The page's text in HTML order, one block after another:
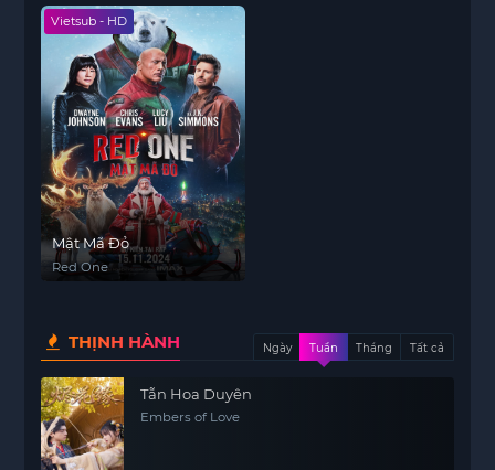
Vietsub - HD
Mật Mã Đỏ
Red One
THỊNH HÀNH Ngày Tuần Tháng Tất cả
Tẫn Hoa Duyên
Embers of Love